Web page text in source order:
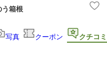
箱根
写真 クーポン クチコミ